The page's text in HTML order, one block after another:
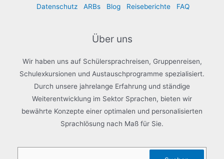
Datenschutz
ARBs Blog Reiseberichte FAQ
Über uns
Wir haben uns auf Schülersprachreisen, Gruppenreisen,
Schulexkursionen und Austauschprogramme spezialisiert.
Durch unsere jahrelange Erfahrung und ständige
Weiterentwicklung im Sektor Sprachen, bieten wir
bewährte Konzepte einer optimalen und personalisierten
Sprachlösung nach Maß für Sie.